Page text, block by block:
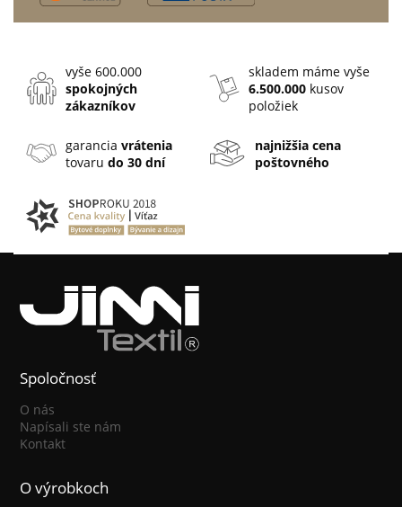
vyše 600.000
spokojných
zákazníkov
skladem máme vyše
6.500.000 kusov
položiek
garanciavrátenia
tovarudo 30 dní
najnižšia cena
poštovného
Spoločnosť
O nás
Napísali ste nám
Kontakt
O výrobkoch